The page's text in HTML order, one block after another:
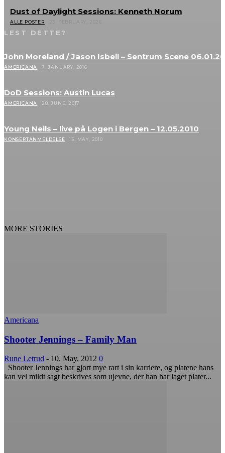
Dust of Daylight Sessions: Kenneth Norum
ALLE POSTER
LEST DETTE?
John Moreland / Jason Isbell – Sentrum Scene
AMERICANA 7. JANUARY, 2016
DoD Sessions: Austin Lucas
AMERICANA 28. JUNE, 2017
Young Neils – live på Logen i Bergen – 12.05.2010
KONSERTANMELDELSE 13. MAY, 2010
MORE STORIES
Americana
Shooter Jennings – Family Man
Rune Letrud - 10. May, 2012 0
Shooter Jennings har gjort mye rart i sin karriere, og platene hans
kan vel mildt sagt beskrives som ujevne, der han har laget plater...